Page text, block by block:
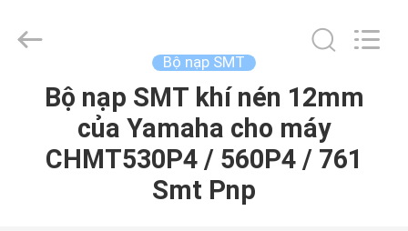
TRANG
2026
Bộ nạp SMT
Bộ nạp SMT khí nén 12mm
của Yamaha cho máy
CHMT530P4 / 560P4 / 761
Smt Pnp